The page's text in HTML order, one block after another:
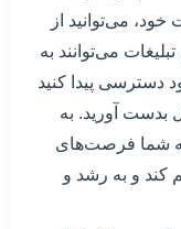
می‌توانید از
می‌توانند به
دسترسی پیدا کنید
بدست آورید. به
شما فرصت‌های
کند و به رشد و